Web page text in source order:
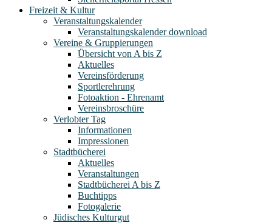
Freizeit & Kultur
Veranstaltungskalender
Veranstaltungskalender download
Vereine & Gruppierungen
Übersicht von A bis Z
Aktuelles
Vereinsförderung
Sportlerehrung
Fotoaktion - Ehrenamt
Vereinsbroschüre
Verlobter Tag
Informationen
Impressionen
Stadtbücherei
Aktuelles
Veranstaltungen
Stadtbücherei A bis Z
Buchtipps
Fotogalerie
Jüdisches Kulturgut